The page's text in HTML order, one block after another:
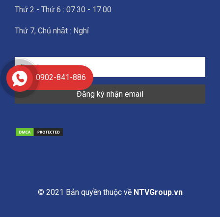
Thứ 2 - Thứ 6 : 07:30 - 17:00
Thứ 7, Chủ nhật : Nghỉ
© 2021 Bản quyền thuộc về NTVGroup.vn
0902-841-886